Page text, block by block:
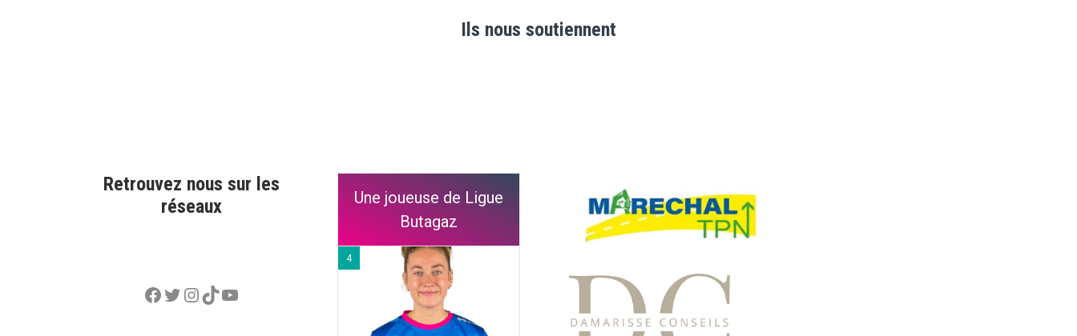
Ils nous soutiennent
Retrouvez nous sur les
réseaux
Facebook
Twitter
Instagram
TikTok
YouTube
Une joueuse de Ligue
Butagaz
4